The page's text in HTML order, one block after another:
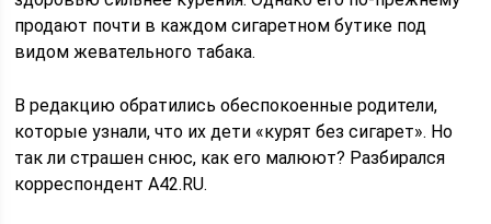
продают почти в каждом сигаретном бутике под
видом жевательного табака.
В редакцию обратились обеспокоенные родители,
которые узнали, что их дети «курят без сигарет». Но
так ли страшен снюс, как его малюют? Разбирался
корреспондент A42.RU.